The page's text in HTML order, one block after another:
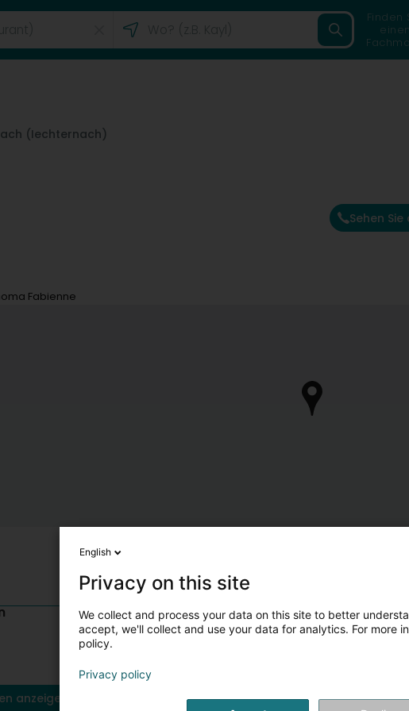
Finden
einen
(Iechternach)
Sehen
Fabienne
anzeigen
English
Privacy on this site
We collect and process your data on this site to better
accept, we'll collect and use your data for analytics. For more
policy.
Privacy policy